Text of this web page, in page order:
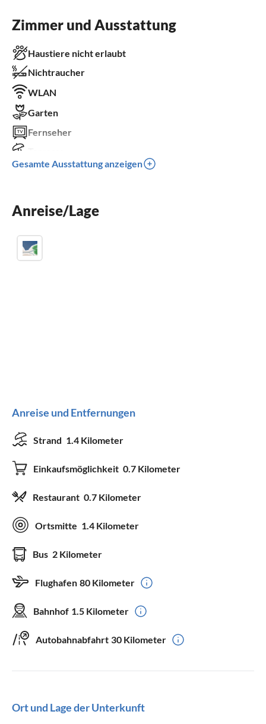
Zimmer und Ausstattung
Haustiere nicht erlaubt
Nichtraucher
WLAN
Garten
Fernseher
Spülmaschine
Kamin
Gesamte Ausstattung anzeigen
Anreise/Lage
Anreise und Entfernungen
Strand 1.4 Kilometer
Einkaufsmöglichkeit 0.7 Kilometer
Restaurant 0.7 Kilometer
Ortsmitte 1.4 Kilometer
Bus 2 Kilometer
Flughafen 80 Kilometer
Bahnhof 1.5 Kilometer
Autobahnabfahrt 30 Kilometer
Ort und Lage der Unterkunft